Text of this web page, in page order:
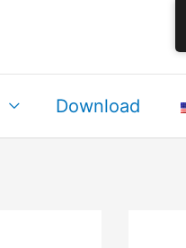
Download